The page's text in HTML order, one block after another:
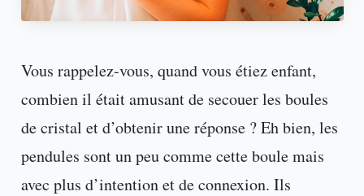
Vous rappelez-vous, quand vous étiez enfant,
combien il était amusant de secouer les boules
de cristal et d’obtenir une réponse ? Eh bien, les
pendules sont un peu comme cette boule mais
avec plus d’intention et de connexion. Ils